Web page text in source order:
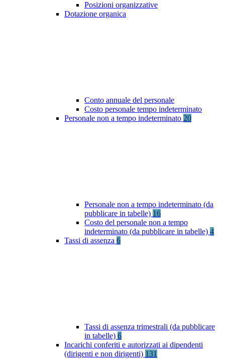
Posizioni organizzative
Dotazione organica
Conto annuale del personale
Costo personale tempo indeterminato
Personale non a tempo indeterminato 20
Personale non a tempo indeterminato (da
pubblicare in tabelle) 16
Costo del personale non a tempo
indeterminato (da pubblicare in tabelle) 4
Tassi di assenza 6
Tassi di assenza trimestrali (da pubblicare
in tabelle) 6
Incarichi conferiti e autorizzati ai dipendenti
(dirigenti e non dirigenti) 131